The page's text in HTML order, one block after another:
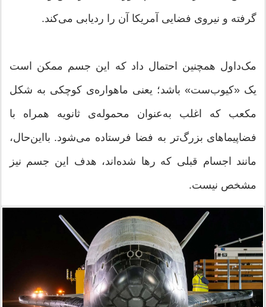
گرفته و نیروی فضایی آمریکا آن را ردیابی می‌کند.
مک‌داول همچنین احتمال داد که این جسم ممکن است
یک «کیوب‌ست» باشد؛ یعنی ماهواره‌ی کوچکی به شکل
مکعب که اغلب به‌عنوان محموله‌ی ثانویه همراه با
فضاپیماهای بزرگ‌تر به فضا فرستاده می‌شود. بااین‌حال،
مانند اجسام قبلی که رها شده‌اند، هدف این جسم نیز
مشخص نیست.